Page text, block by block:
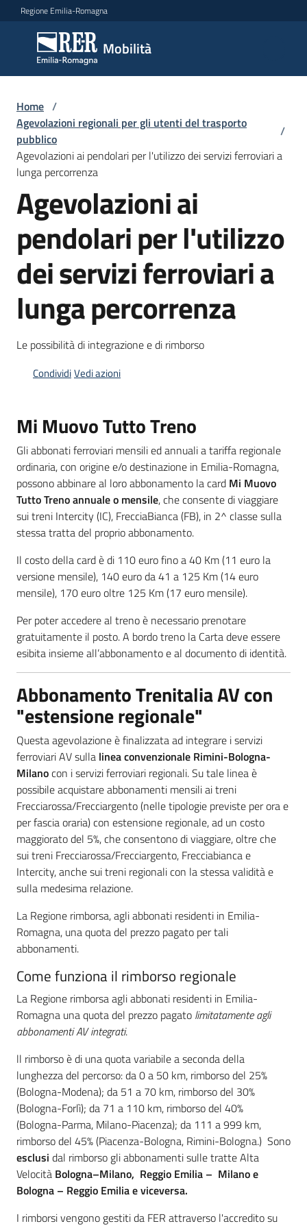
Vai al contenuto
Vai alla navigazione
Vai al footer
Regione Emilia-Romagna
Mobilità
Mobilità
Argomenti
Novità
Servizi
Leggi
Atti
Bandi
Piani
Programmi
Progetti
Osservatorio
educazione
sicurezza
stradale
Seguici
su
Home /
Agevolazioni regionali per gli utenti del trasporto
pubblico
/
Agevolazioni ai pendolari per l'utilizzo dei servizi ferroviari a
lunga percorrenza
Agevolazioni ai
pendolari per l'utilizzo
dei servizi ferroviari a
lunga percorrenza
Le possibilità di integrazione e di rimborso
CondividiVedi azioni
Mi Muovo Tutto Treno
Gli abbonati ferroviari mensili ed annuali a tariffa regionale
ordinaria, con origine e/o destinazione in Emilia-Romagna,
possono abbinare al loro abbonamento la card Mi Muovo
Tutto Treno annuale o mensile, che consente di viaggiare
sui treni Intercity (IC), FrecciaBianca (FB), in 2^ classe sulla
stessa tratta del proprio abbonamento.
Il costo della card è di 110 euro fino a 40 Km (11 euro la
versione mensile), 140 euro da 41 a 125 Km (14 euro
mensile), 170 euro oltre 125 Km (17 euro mensile).
Per poter accedere al treno è necessario prenotare
gratuitamente il posto. A bordo treno la Carta deve essere
esibita insieme all’abbonamento e al documento di identità.
Abbonamento Trenitalia AV con
"estensione regionale"
Questa agevolazione è finalizzata ad integrare i servizi
ferroviari AV sulla linea convenzionale Rimini-Bologna-
Milanocon i servizi ferroviari regionali. Su tale linea è
possibile acquistare abbonamenti mensili ai treni
Frecciarossa/Frecciargento (nelle tipologie previste per ora e
per fascia oraria) con estensione regionale, ad un costo
maggiorato del 5%, che consentono di viaggiare, oltre che
sui treni Frecciarossa/Frecciargento, Frecciabianca e
Intercity, anche sui treni regionali con la stessa validità e
sulla medesima relazione.
La Regione rimborsa, agli abbonati residenti in Emilia-
Romagna, una quota del prezzo pagato per tali
abbonamenti.
Come funziona il rimborso regionale
La Regione rimborsa agli abbonati residenti in Emilia-
Romagna una quota del prezzo pagato limitatamente agli
abbonamenti AV integrati.
ll rimborso è di una quota variabile a seconda della
lunghezza del percorso: da 0 a 50 km, rimborso del 25%
(Bologna-Modena); da 51 a 70 km, rimborso del 30%
(Bologna-Forlì); da 71 a 110 km, rimborso del 40%
(Bologna-Parma, Milano-Piacenza); da 111 a 999 km,
rimborso del 45% (Piacenza-Bologna, Rimini-Bologna.) Sono
esclusi dal rimborso gli abbonamenti sulle tratte Alta
Velocità Bologna–Milano, Reggio Emilia – Milano e
Bologna – Reggio Emilia e viceversa.
I rimborsi vengono gestiti da FER attraverso l'accredito su